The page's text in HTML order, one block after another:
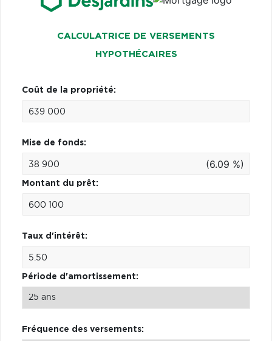
CALCULATRICE DE VERSEMENTS
HYPOTHÉCAIRES
Coût de la propriété:
Mise de fonds:
(6.09 %)
Montant du prêt:
Taux d'intérêt:
Période d'amortissement:
Fréquence des versements: